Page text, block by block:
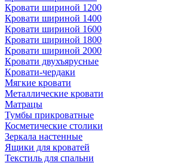
Кровати шириной 1200
Кровати шириной 1400
Кровати шириной 1600
Кровати шириной 1800
Кровати шириной 2000
Кровати двухъярусные
Кровати-чердаки
Мягкие кровати
Металлические кровати
Матрацы
Тумбы прикроватные
Косметические столики
Зеркала настенные
Ящики для кроватей
Текстиль для спальни